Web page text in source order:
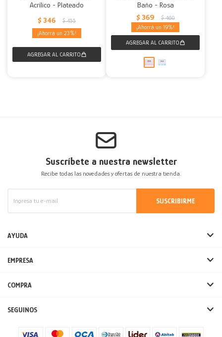
Acrílico - Plateado
$ 346 $ 455
23
Baño - Rosa
$ 369 $ 460
19
Suscríbete a nuestra newsletter
Recibe todas las novedades y ofertas de nuestra tienda.
SUSCRIBIRME
AYUDA
EMPRESA
COMPRA
SEGUINOS